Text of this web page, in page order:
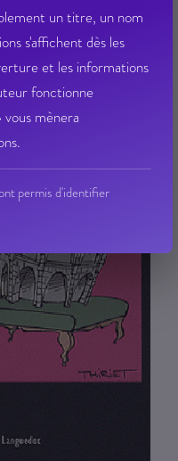
un titre, un nom
s'affichent dès les
et les informations
fonctionne
mènera
permis d'identifier